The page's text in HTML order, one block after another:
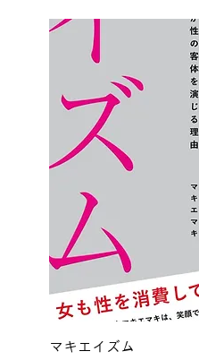
マキエイズム